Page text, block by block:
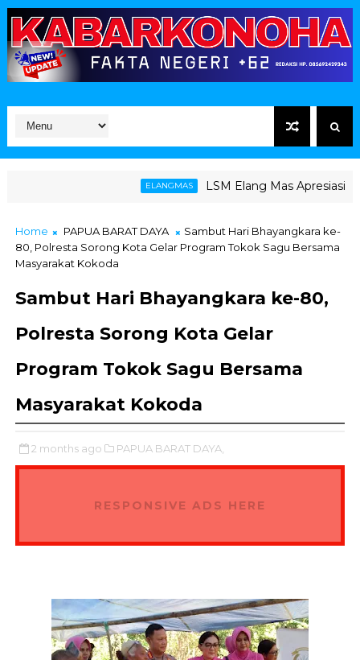
ELANGMAS LSM Elang Mas Apresiasi
Home PAPUA BARAT DAYA
Sambut Hari Bhayangkara ke-
80, Polresta Sorong Kota Gelar Program Tokok Sagu Bersama
Masyarakat Kokoda
Sambut Hari Bhayangkara ke-80,
Polresta Sorong Kota Gelar
Program Tokok Sagu Bersama
Masyarakat Kokoda
2 months ago PAPUA BARAT DAYA,
RESPONSIVE ADS HERE